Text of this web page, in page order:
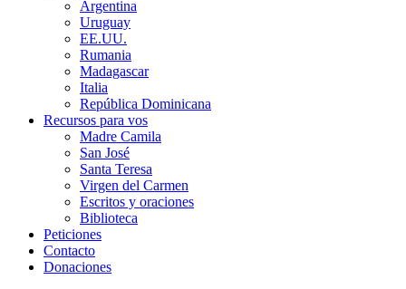
Argentina
Uruguay
EE.UU.
Rumania
Madagascar
Italia
República Dominicana
Recursos para vos
Madre Camila
San José
Santa Teresa
Virgen del Carmen
Escritos y oraciones
Biblioteca
Peticiones
Contacto
Donaciones